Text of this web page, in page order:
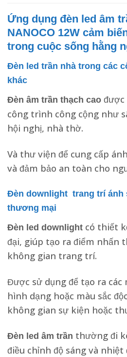
Ứng dụng đèn led âm
NANOCO 12W cảm
trong cuộc sống hằng
Đèn led trần nhà trong các
khác
Đèn âm trần thạch cao được
công trình công cộng như
hội nghị, nhà thờ.
Và thư viện để cung cấp
và đảm bảo an toàn cho
Đèn downlight trang trí ánh
thương mại
Đèn led downlight có thiết
đại, giúp tạo ra điểm nhấn
không gian trang trí.
Được sử dụng để tạo ra
hình dạng hoặc màu sắc
không gian sự kiện hoặc
Đèn led âm trần thường đi
điều chỉnh độ sáng và